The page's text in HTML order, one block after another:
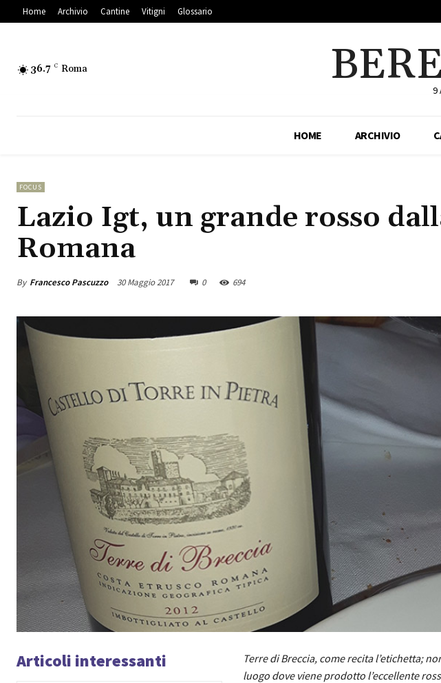
Home Archivio Cantine Vitigni Glossario
36.7 C Roma
9
HOME ARCHIVIO
FOCUS
Lazio Igt, un grande rosso
Romana
By Francesco Pascuzzo 30 Maggio 2017 0 694
Articoli interessanti
Terre di Breccia, come recita l’etichetta;
luogo dove viene prodotto l’eccellente